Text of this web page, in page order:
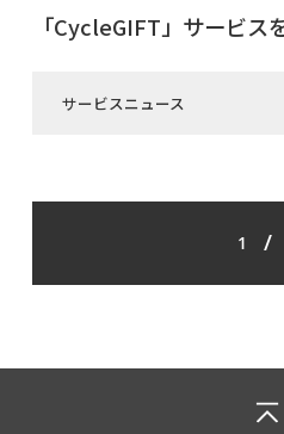
「CycleGIFT」サービス
サービスニュース
1 /